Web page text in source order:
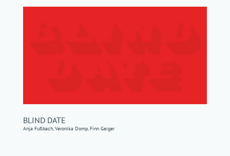
BLIND DATE
Anja Fußbach, Veronika Domp, Finn Geiger